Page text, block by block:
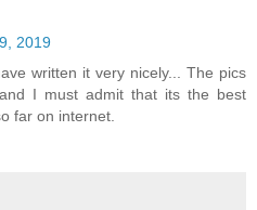
2019
written it very nicely... The pics
I must admit that its the best
far on internet.